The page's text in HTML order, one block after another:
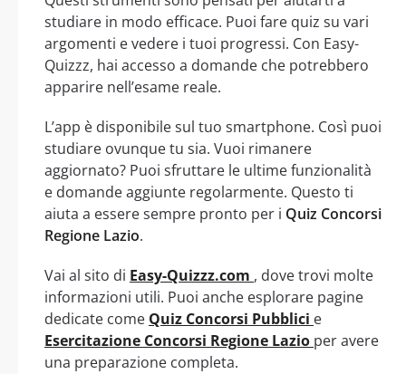
studiare in modo efficace. Puoi fare quiz su vari
argomenti e vedere i tuoi progressi. Con Easy-
Quizzz, hai accesso a domande che potrebbero
apparire nell’esame reale.
L’app è disponibile sul tuo smartphone. Così puoi
studiare ovunque tu sia. Vuoi rimanere
aggiornato? Puoi sfruttare le ultime funzionalità
e domande aggiunte regolarmente. Questo ti
aiuta a essere sempre pronto per i Quiz Concorsi
Regione Lazio.
Vai al sito di Easy-Quizzz.com , dove trovi molte
informazioni utili. Puoi anche esplorare pagine
dedicate come Quiz Concorsi Pubblici e
Esercitazione Concorsi Regione Lazio per avere
una preparazione completa.